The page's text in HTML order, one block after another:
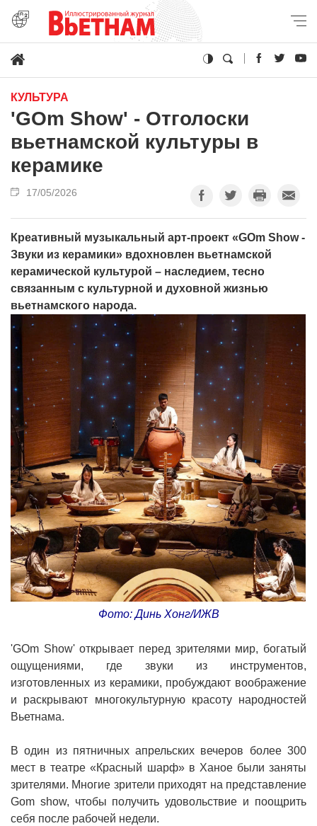
КУЛЬТУРА
'GOm Show' - Отголоски
вьетнамской культуры в
керамике
17/05/2026
Креативный музыкальный арт-проект «GOm Show -
Звуки из керамики» вдохновлен вьетнамской
керамической культурой – наследием, тесно
связанным с культурной и духовной жизнью
вьетнамского народа.
Фото: Динь Хонг/ИЖВ
'GOm Show' открывает перед зрителями мир, богатый
ощущениями, где звуки из инструментов,
изготовленных из керамики, пробуждают воображение
и раскрывают многокультурную красоту народностей
Вьетнама.
В один из пятничных апрельских вечеров более 300
мест в театре «Красный шарф» в Ханое были заняты
зрителями. Многие зрители приходят на представление
Gom show, чтобы получить удовольствие и поощрить
себя после рабочей недели.